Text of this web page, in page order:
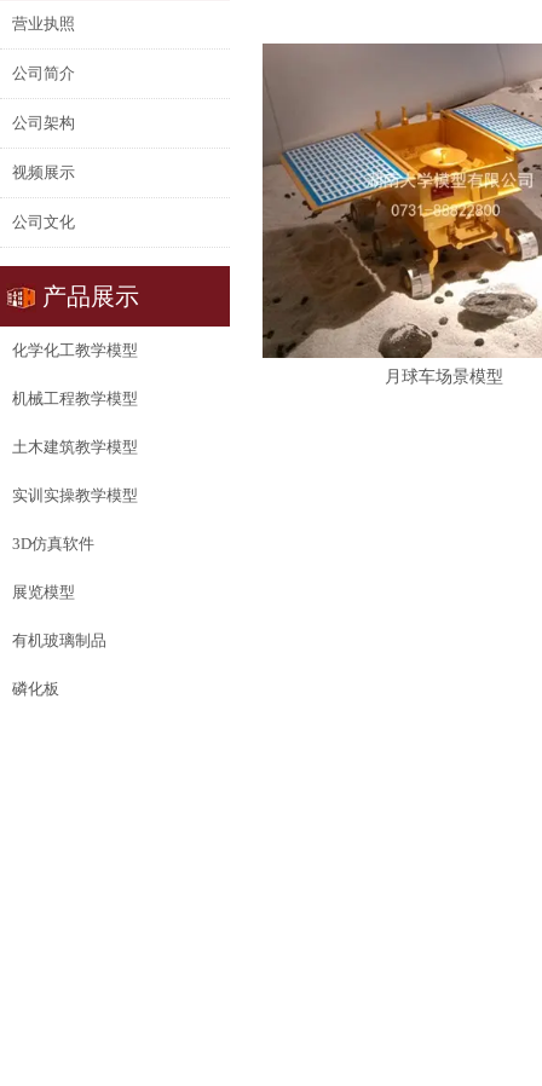
营业执照
公司简介
公司架构
视频展示
公司文化
产品展示
化学化工教学模型
机械工程教学模型
土木建筑教学模型
实训实操教学模型
3D仿真软件
展览模型
有机玻璃制品
磷化板
月球车场景模型